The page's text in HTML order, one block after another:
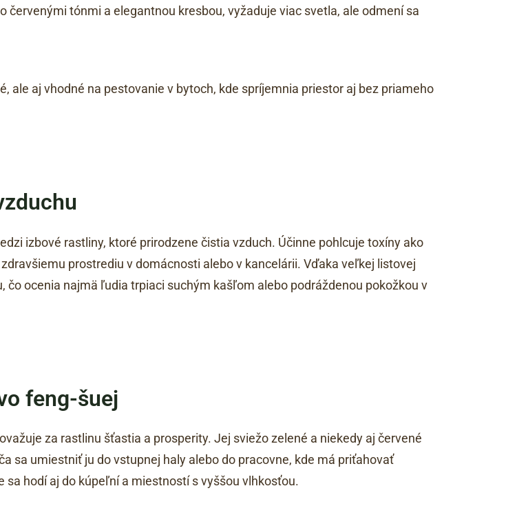
červenými tónmi a elegantnou kresbou, vyžaduje viac svetla, ale odmení sa
ale aj vhodné na pestovanie v bytoch, kde spríjemnia priestor aj bez priameho
izbové rastliny, ktoré prirodzene čistia vzduch. Účinne pohlcuje toxíny ako
prostrediu v domácnosti alebo v kancelárii. Vďaka veľkej listovej
čo ocenia najmä ľudia trpiaci suchým kašľom alebo podráždenou pokožkou v
feng-šuej
za rastlinu šťastia a prosperity. Jej sviežo zelené a niekedy aj červené
sa umiestniť ju do vstupnej haly alebo do pracovne, kde má priťahovať
sa hodí aj do kúpeľní a miestností s vyššou vlhkosťou.